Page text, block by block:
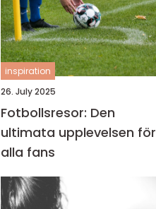
inspiration
26. July 2025
Fotbollsresor: Den
ultimata upplevelsen för
alla fans